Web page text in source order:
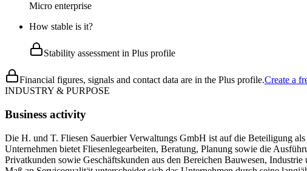
Micro enterprise
How stable is it?
Stability assessment in Plus profile
Financial figures, signals and contact data are in the Plus profile.Create a
INDUSTRY & PURPOSE
Business activity
Die H. und T. Fliesen Sauerbier Verwaltungs GmbH ist auf die Beteiligung
Unternehmen bietet Fliesenlegearbeiten, Beratung, Planung sowie die
Privatkunden sowie Geschäftskunden aus den Bereichen Bauwesen,